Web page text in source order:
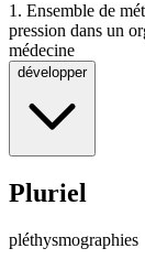
1. Ensemble de
pression dans un
médecine
développer
Pluriel
pléthysmographies